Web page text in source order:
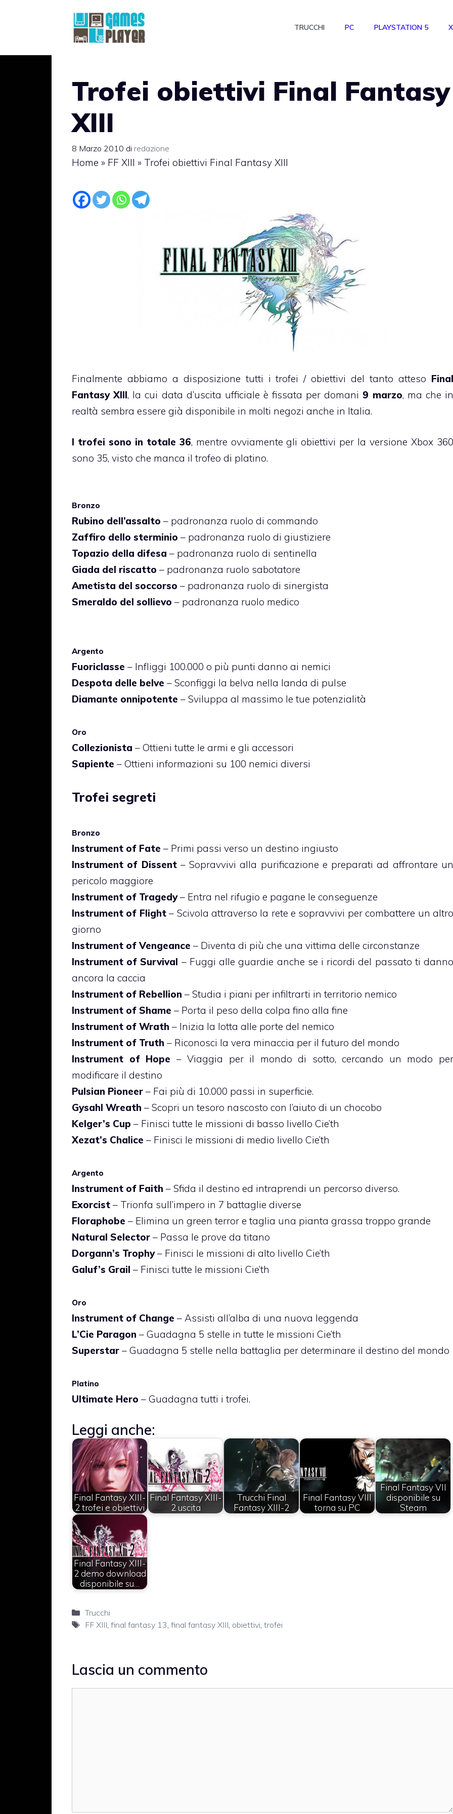
TRUCCHI PC PLAYSTATION 5
Trofei obiettivi Final Fantasy
XIII
8 Marzo 2010 di redazione
Home » FF XIII » Trofei obiettivi Final Fantasy XIII
Finalmente abbiamo a disposizione tutti i trofei / obiettivi del tanto atteso Final
Fantasy XIII, la cui data d’uscita ufficiale è fissata per domani 9 marzo, ma che
realtà sembra essere già disponibile in molti negozi anche in Italia.
I trofei sono in totale 36, mentre ovviamente gli obiettivi per la versione Xbox
sono 35, visto che manca il trofeo di platino.
Bronzo
Rubino dell’assalto – padronanza ruolo di commando
Zaffiro dello sterminio – padronanza ruolo di giustiziere
Topazio della difesa – padronanza ruolo di sentinella
Giada del riscatto – padronanza ruolo sabotatore
Ametista del soccorso – padronanza ruolo di sinergista
Smeraldo del sollievo – padronanza ruolo medico
Argento
Fuoriclasse – Infliggi 100.000 o più punti danno ai nemici
Despota delle belve – Sconfiggi la belva nella landa di pulse
Diamante onnipotente – Sviluppa al massimo le tue potenzialità
Oro
Collezionista – Ottieni tutte le armi e gli accessori
Sapiente – Ottieni informazioni su 100 nemici diversi
Trofei segreti
Bronzo
Instrument of Fate – Primi passi verso un destino ingiusto
Instrument of Dissent– Sopravvivi alla purificazione e preparati ad affrontare
pericolo maggiore
Instrument of Tragedy– Entra nel rifugio e pagane le conseguenze
Instrument of Flight– Scivola attraverso la rete e sopravvivi per combattere un
giorno
Instrument of Vengeance – Diventa di più che una vittima delle circonstanze
Instrument of Survival – Fuggi alle guardie anche se i ricordi del passato ti
ancora la caccia
Instrument of Rebellion – Studia i piani per infiltrarti in territorio nemico
Instrument of Shame – Porta il peso della colpa fino alla fine
Instrument of Wrath – Inizia la lotta alle porte del nemico
Instrument of Truth – Riconosci la vera minaccia per il futuro del mondo
Instrument of Hope – Viaggia per il mondo di sotto, cercando un modo
modificare il destino
Pulsian Pioneer – Fai più di 10.000 passi in superficie.
Gysahl Wreath – Scopri un tesoro nascosto con l’aiuto di un chocobo
Kelger’s Cup – Finisci tutte le missioni di basso livello Cie’th
Xezat’s Chalice – Finisci le missioni di medio livello Cie’th
Argento
Instrument of Faith – Sfida il destino ed intraprendi un percorso diverso.
Exorcist – Trionfa sull’impero in 7 battaglie diverse
Floraphobe – Elimina un green terror e taglia una pianta grassa troppo grande
Natural Selector – Passa le prove da titano
Dorgann’s Trophy– Finisci le missioni di alto livello Cie’th
Galuf’s Grail – Finisci tutte le missioni Cie’th
Oro
Instrument of Change – Assisti all’alba di una nuova leggenda
L’Cie Paragon – Guadagna 5 stelle in tutte le missioni Cie’th
Superstar – Guadagna 5 stelle nella battaglia per determinare il destino del mondo
Platino
Ultimate Hero – Guadagna tutti i trofei.
Leggi anche:
Final Fantasy XIII-
2 trofei e obiettivi
Final Fantasy XIII-
2 uscita
Trucchi Final
Fantasy XIII-2
Final Fantasy VIII
torna su PC
Final Fantasy VII
disponibile su
Steam
Final Fantasy XIII-
2 demo download
disponibile su…
Categorie
Trucchi
Tag
FF XIII final fantasy 13 final fantasy XIII obiettivi trofei
Lascia un commento